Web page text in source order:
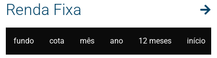
Renda Fixa
fundo cota mês ano 12 meses início